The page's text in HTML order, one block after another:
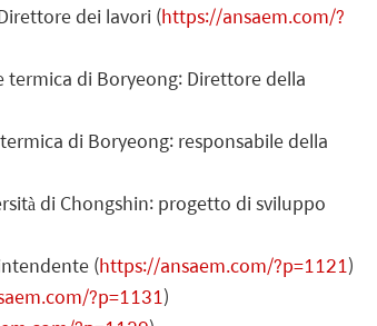
dei lavori (https://ansaem.com/?
di Boryeong: Direttore della
di Boryeong: responsabile della
di Chongshin: progetto di sviluppo
(https://ansaem.com/?p=1121)
?p=1131)